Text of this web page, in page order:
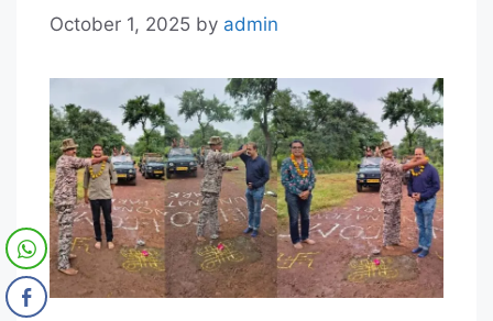
October 1, 2025 by admin